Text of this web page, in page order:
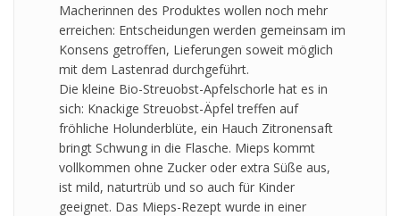
Macherinnen des Produktes wollen noch mehr
erreichen: Entscheidungen werden gemeinsam im
Konsens getroffen, Lieferungen soweit möglich
mit dem Lastenrad durchgeführt.
Die kleine Bio-Streuobst-Apfelschorle hat es in
sich: Knackige Streuobst-Äpfel treffen auf
fröhliche Holunderblüte, ein Hauch Zitronensaft
bringt Schwung in die Flasche. Mieps kommt
vollkommen ohne Zucker oder extra Süße aus,
ist mild, naturtrüb und so auch für Kinder
geeignet. Das Mieps-Rezept wurde in einer